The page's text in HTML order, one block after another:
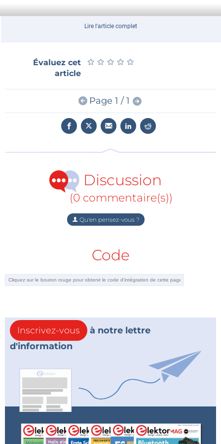
Lire l'article complet
Évaluez cet
article
★ ★ ★ ★ ★
★ ★ ★ ★ ★
Page 1 / 1
Discussion
(0 commentaire(s))
Qu'en pensez-vous ?
Code
Inscrivez-vous
à notre lettre
d'information